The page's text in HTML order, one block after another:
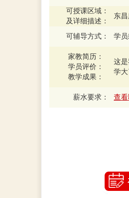
可授课区域：
及详细描述：
东
可辅导方式： 学
家教简历：
学员评价：
教学成果：
这
学
薪水要求： 查